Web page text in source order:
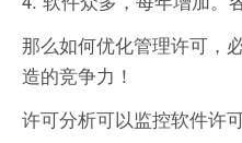
那么如何优化管理许可，
造的竞争力！
许可分析可以监控软件许